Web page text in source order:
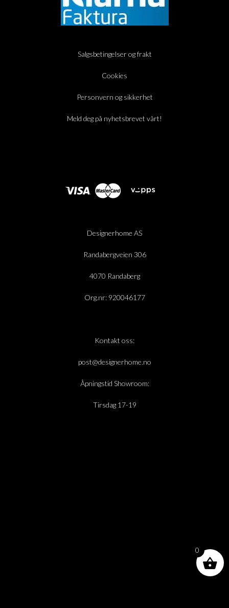
Salgsbetingelser og frakt
Cookies
Personvern og sikkerhet
Meld deg på nyhetsbrevet vårt!
Designerhome AS
Randabergveien 306
4070 Randaberg
Org.nr: 920046177
Kontakt oss:
post@designerhome.no
Åpningstid Showroom:
Tirsdag 17-19
0